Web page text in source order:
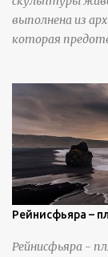
выполнена из
которая
инструменты
вылепить
https://
Рейнисфьяра –
Рейнисфьяра -